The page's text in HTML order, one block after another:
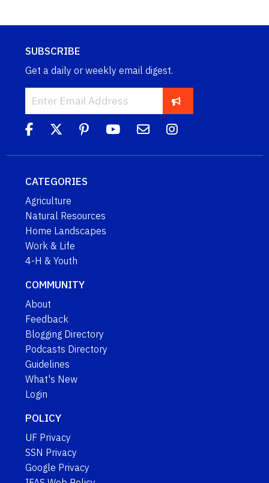
SUBSCRIBE
Get a daily or weekly email digest.
CATEGORIES
Agriculture
Natural Resources
Home Landscapes
Work & Life
4-H & Youth
COMMUNITY
About
Feedback
Blogging Directory
Podcasts Directory
Guidelines
What's New
Login
POLICY
UF Privacy
SSN Privacy
Google Privacy